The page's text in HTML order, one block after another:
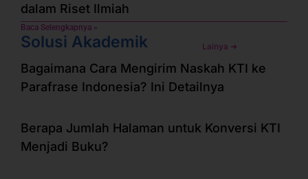
dalam Riset Ilmiah
Baca Selengkapnya »
Solusi Akademik Lainya ➜
Bagaimana Cara Mengirim Naskah KTI ke
Parafrase Indonesia? Ini Detailnya
Berapa Jumlah Halaman untuk Konversi KTI
Menjadi Buku?